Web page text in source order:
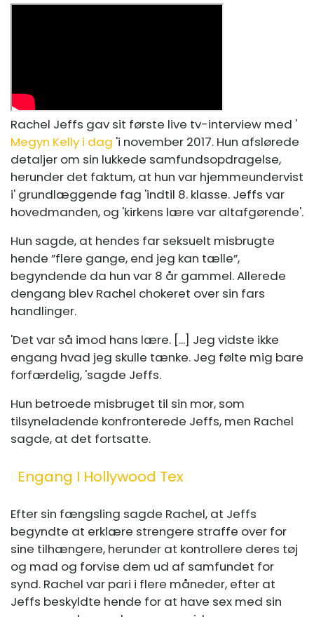
Rachel Jeffs gav sit første live tv-interview med '
Megyn Kelly i dag 'i november 2017. Hun afslørede
detaljer om sin lukkede samfundsopdragelse,
herunder det faktum, at hun var hjemmeundervist
i' grundlæggende fag 'indtil 8. klasse. Jeffs var
hovedmanden, og 'kirkens lære var altafgørende'.
Hun sagde, at hendes far seksuelt misbrugte
hende ”flere gange, end jeg kan tælle”,
begyndende da hun var 8 år gammel. Allerede
dengang blev Rachel chokeret over sin fars
handlinger.
'Det var så imod hans lære. [...] Jeg vidste ikke
engang hvad jeg skulle tænke. Jeg følte mig bare
forfærdelig, 'sagde Jeffs.
Hun betroede misbruget til sin mor, som
tilsyneladende konfronterede Jeffs, men Rachel
sagde, at det fortsatte.
Engang I Hollywood Tex
Efter sin fængsling sagde Rachel, at Jeffs
begyndte at erklære strengere straffe over for
sine tilhængere, herunder at kontrollere deres tøj
og mad og forvise dem ud af samfundet for
synd. Rachel var pari i flere måneder, efter at
Jeffs beskyldte hende for at have sex med sin